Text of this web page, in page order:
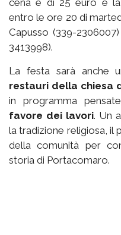
entro le ore 20 di
Capusso (339-
3413998).
La festa sarà anche
restauri della chiesa
in programma
favore dei lavori. Un
la tradizione religiosa, il
della comunità per
storia di Portacomaro.